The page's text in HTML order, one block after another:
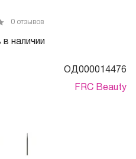
в наличии
0 отзывов
ОД000014476
FRC Beauty